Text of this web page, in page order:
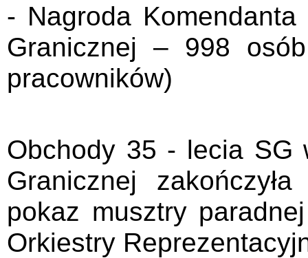
- Nagroda Komendanta
Granicznej – 998
pracowników)
Obchody 35 - lecia SG
Granicznej
pokaz musztry
Orkiestry